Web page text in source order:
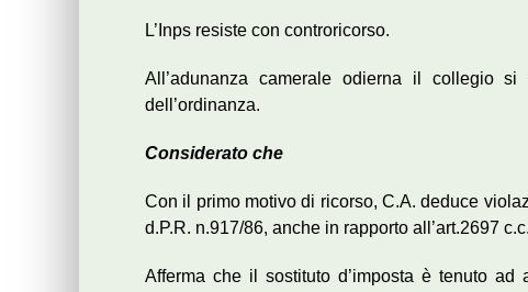
L’Inps resiste con controricorso.
All’adunanza camerale odierna il collegio
dell’ordinanza.
Considerato che
Con il primo motivo di ricorso, C.A. deduce
d.P.R. n.917/86, anche in rapporto all’art.2697 c.c.
Afferma che il sostituto d’imposta è tenuto